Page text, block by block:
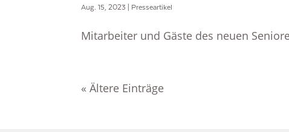
Aug. 15, 2023 | Presseartikel
Mitarbeiter und Gäste des neuen
« Ältere Einträge